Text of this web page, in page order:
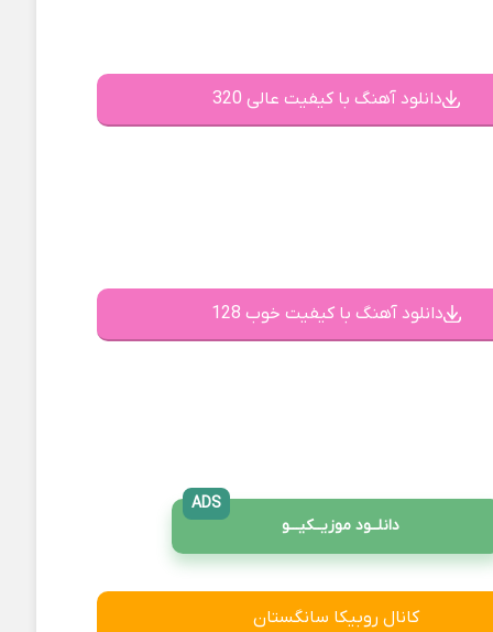
دانلود آهنگ با کیفیت عالی 320
دانلود آهنگ با کیفیت خوب 128
دانلــود موزیــکیـــو
ADS
کانال روبیکا سانگستان